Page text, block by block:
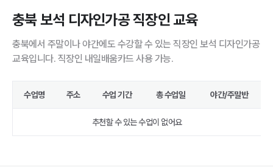
충북 보석 디자인가공 직장인 교육
충북에서 주말이나 야간에도 수강할 수 있는 직장인 보석 디자인가공
교육입니다. 직장인 내일배움카드 사용 가능.
수업명 주소 수업 기간 총 수업일 야간/주말반
추천할 수 있는 수업이 없어요